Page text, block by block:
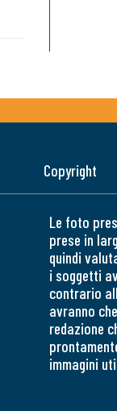
Copyright
Le foto
prese in
quindi
i soggetti
contrario
avranno
redazione
immagini